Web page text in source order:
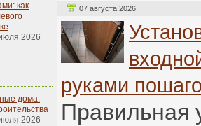
как
2026
дома:
2026
07 августа 2026
руками
Правильная